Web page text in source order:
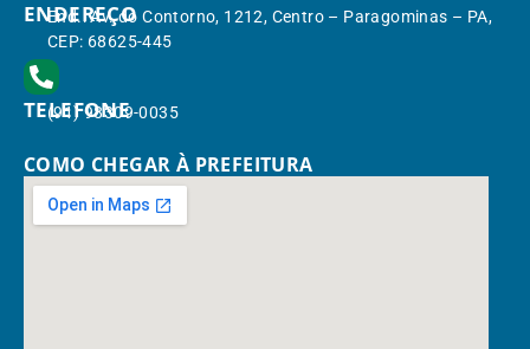
ENDEREÇO
End.: Av. do Contorno, 1212, Centro – Paragominas – PA,
CEP: 68625-445
TELEFONE
(91) 98309-0035
COMO CHEGAR À PREFEITURA